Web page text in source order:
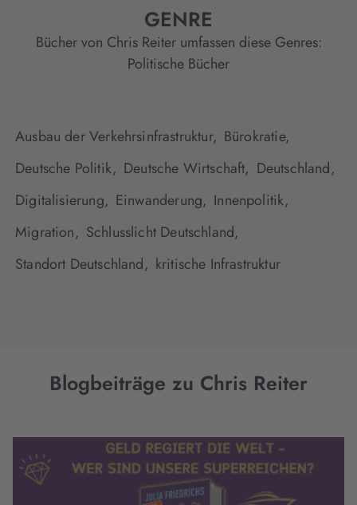
GENRE
Bücher von Chris Reiter umfassen diese Genres:
Politische Bücher
Ausbau der Verkehrsinfrastruktur, Bürokratie,
Deutsche Politik, Deutsche Wirtschaft, Deutschland,
Digitalisierung, Einwanderung, Innenpolitik,
Migration, Schlusslicht Deutschland,
Standort Deutschland, kritische Infrastruktur
Blogbeiträge zu Chris Reiter